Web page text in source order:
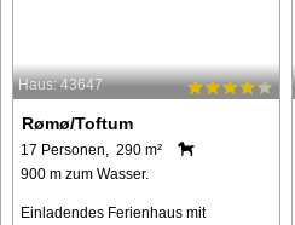
Haus: 43647
Rømø/Toftum
17 Personen, 290 m²
900 m zum Wasser.
Einladendes Ferienhaus mit